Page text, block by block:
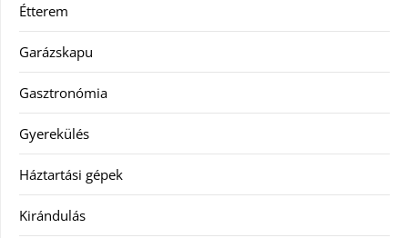
Étterem
Garázskapu
Gasztronómia
Gyerekülés
Háztartási gépek
Kirándulás